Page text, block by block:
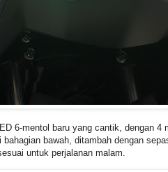
6-mentol baru yang cantik, dengan 4
bawah, ditambah dengan
untuk perjalanan malam.